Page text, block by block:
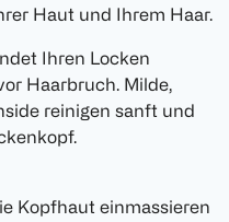
Haut und Ihrem Haar.
Ihren Locken
Haarbruch. Milde,
reinigen sanft und
Kopfhaut einmassieren